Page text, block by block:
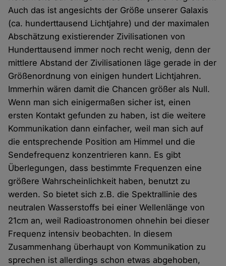
Auch das ist angesichts der Größe unserer Galaxis
(ca. hunderttausend Lichtjahre) und der maximalen
Abschätzung existierender Zivilisationen von
Hunderttausend immer noch recht wenig, denn der
mittlere Abstand der Zivilisationen läge gerade in der
Größenordnung von einigen hundert Lichtjahren.
Immerhin wären damit die Chancen größer als Null.
Wenn man sich einigermaßen sicher ist, einen
ersten Kontakt gefunden zu haben, ist die weitere
Kommunikation dann einfacher, weil man sich auf
die entsprechende Position am Himmel und die
Sendefrequenz konzentrieren kann. Es gibt
Überlegungen, dass bestimmte Frequenzen eine
größere Wahrscheinlichkeit haben, benutzt zu
werden. So bietet sich z.B. die Spektrallinie des
neutralen Wasserstoffs bei einer Wellenlänge von
21cm an, weil Radioastronomen ohnehin bei dieser
Frequenz intensiv beobachten. In diesem
Zusammenhang überhaupt von Kommunikation zu
sprechen ist allerdings schon etwas abgehoben,